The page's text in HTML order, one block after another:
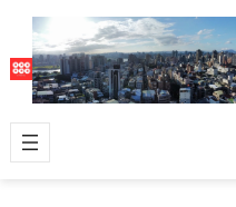
主
容